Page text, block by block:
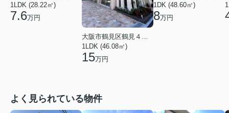
1LDK (28.22㎡)
7.6万円
大阪市鶴見区鶴見４丁目
1LDK (46.08㎡)
15万円
1DK (48.60㎡)
8万円
よく見られている物件